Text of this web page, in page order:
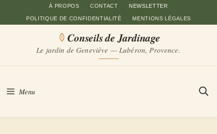
au
À PROPOS CONTACT NEWSLETTER
POLITIQUE DE CONFIDENTIALITÉ MENTIONS LÉGALES
Conseils de Jardinage
Le jardin de Geneviève — Lubéron, Provence.
Menu